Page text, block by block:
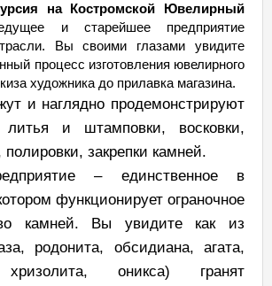
на Костромской Ювелирный
и старейшее предприятие
Вы своими глазами увидите
процесс изготовления ювелирного
художника до прилавка магазина.
и наглядно продемонстрируют
литья и штамповки, восковки,
полировки, закрепки камней.
– единственное в
функционирует ограночное
камней. Вы увидите как из
родонита, обсидиана, агата,
оникса) гранят